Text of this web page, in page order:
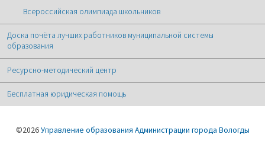
Всероссийская олимпиада школьников
Доска почёта лучших работников муниципальной системы
образования
Ресурсно-методический центр
Бесплатная юридическая помощь
©2026Управление образования Администрации города Вологды